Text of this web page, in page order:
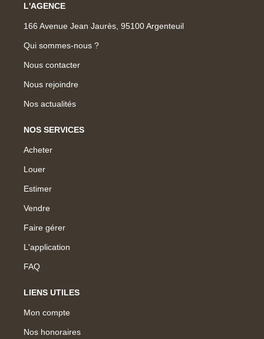
L'AGENCE
166 Avenue Jean Jaurès, 95100 Argenteuil
Qui sommes-nous ?
Nous contacter
Nous rejoindre
Nos actualités
NOS SERVICES
Acheter
Louer
Estimer
Vendre
Faire gérer
L'application
FAQ
LIENS UTILES
Mon compte
Nos honoraires